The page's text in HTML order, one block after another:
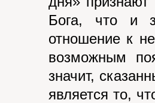
Бога, что и
отношение к
возможным
значит,
является то,